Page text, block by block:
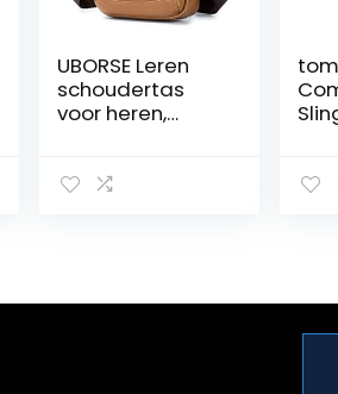
UBORSE Leren
schoudertas
voor heren,
as, casual
gebruik